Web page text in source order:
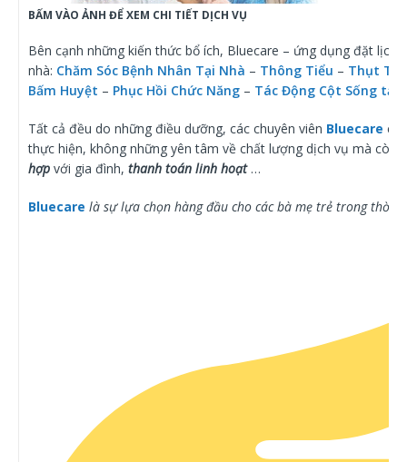
BẤM VÀO ẢNH ĐỂ XEM CHI TIẾT DỊCH VỤ
Bên cạnh những kiến thức bổ ích, Bluecare – ứng dụng đặt lịch
nhà: Chăm Sóc Bệnh Nhân Tại Nhà – Thông Tiểu – Thụt
Bấm Huyệt – Phục Hồi Chức Năng – Tác Động Cột Sống tại
Tất cả đều do những điều dưỡng, các chuyên viên Bluecare có
thực hiện, không những yên tâm về chất lượng dịch vụ mà còn
hợp với gia đình, thanh toán linh hoạt…
Bluecare là sự lựa chọn hàng đầu cho các bà mẹ trẻ trong thời